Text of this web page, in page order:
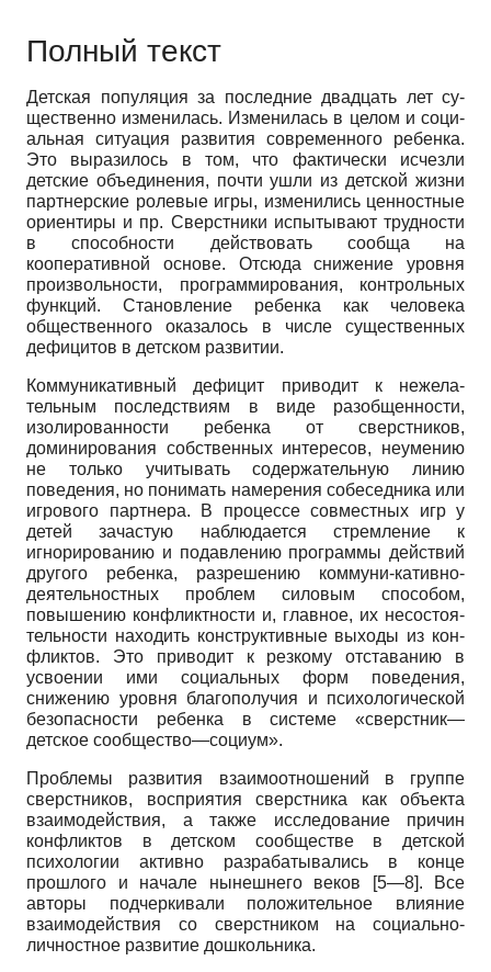
Полный текст
Детская популяция за последние двадцать лет су­
щественно изменилась. Изменилась в целом и соци­
альная ситуация развития современного ребенка.
Это выразилось в том, что фактически исчезли
детские объединения, почти ушли из детской жизни
партнер­ские ролевые игры, изменились ценностные
ориенти­ры и пр. Сверстники испытывают трудности
в способ­ности действовать сообща на
кооперативной основе. Отсюда снижение уровня
произвольности, програм­мирования, контрольных
функций. Становление ре­бенка как человека
общественного оказалось в числе существенных
дефицитов в детском развитии.
Коммуникативный дефицит приводит к нежела­
тельным последствиям в виде разобщенности,
изоли­рованности ребенка от сверстников,
доминирования собственных интересов, неумению
не только учиты­вать содержательную линию
поведения, но понимать намерения собеседника или
игрового партнера. В про­цессе совместных игр у
детей зачастую наблюдается стремление к
игнорированию и подавлению програм­мы действий
другого ребенка, разрешению коммуни-кативно-
деятельностных проблем силовым способом,
повышению конфликтности и, главное, их несостоя­
тельности находить конструктивные выходы из кон­
фликтов. Это приводит к резкому отставанию в
усвое­нии ими социальных форм поведения,
снижению уровня благополучия и психологической
безопаснос­ти ребенка в системе «сверстник—
детское сообщест­во—социум».
Проблемы развития взаимоотношений в группе
сверстников, восприятия сверстника как объекта
взаи­модействия, а также исследование причин
конфлик­тов в детском сообществе в детской
психологии актив­но разрабатывались в конце
прошлого и начале ны­нешнего веков [5—8]. Все
авторы подчеркивали поло­жительное влияние
взаимодействия со сверстником на социально-
личностное развитие дошкольника.